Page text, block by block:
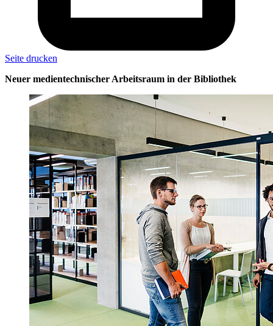
Seite drucken
Neuer medientechnischer Arbeitsraum in der Bibliothek